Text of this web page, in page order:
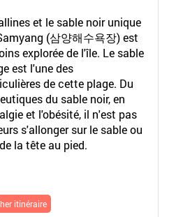
et le sable noir unique
(삼양해수욕장) est
explorée de l'île. Le sable
est l'une des
de cette plage. Du
du sable noir, en
et l'obésité, il n'est pas
s'allonger sur le sable ou
la tête au pied.
itinéraire